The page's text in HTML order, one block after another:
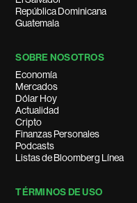
República Dominicana
Guatemala
SOBRE NOSOTROS
Economía
Mercados
Dólar Hoy
Actualidad
Cripto
Finanzas Personales
Podcasts
Listas de Bloomberg Línea
TÉRMINOS DE USO